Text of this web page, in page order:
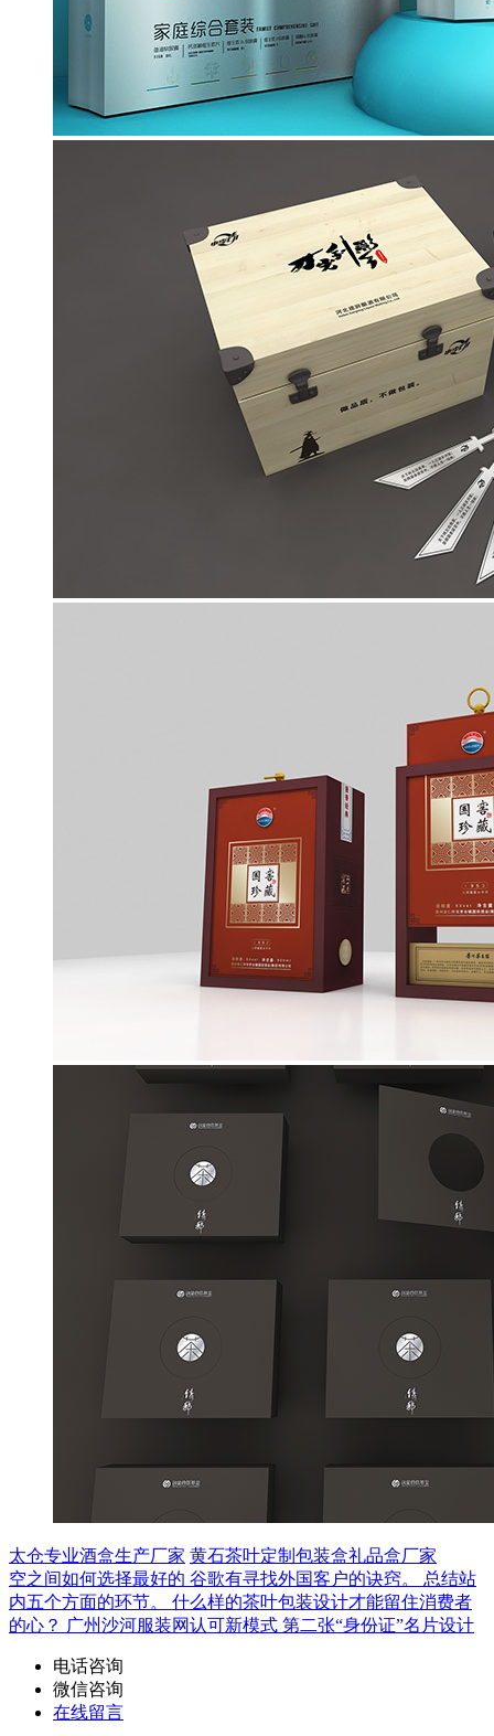
太仓专业酒盒生产厂家 黄石茶叶定制包装盒礼品盒厂家
空之间如何选择最好的 谷歌有寻找外国客户的诀窍。 总结站
内五个方面的环节。 什么样的茶叶包装设计才能留住消费者
的心？ 广州沙河服装网认可新模式 第二张“身份证”名片设计
电话咨询
微信咨询
在线留言